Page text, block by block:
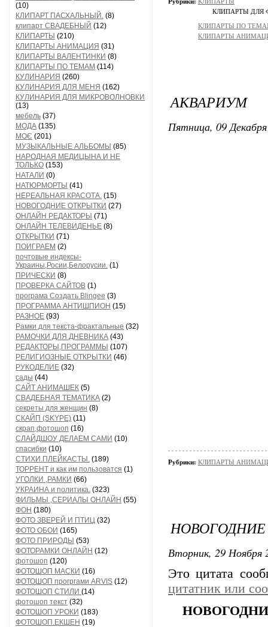
(10)
КЛИПАРТ ПАСХАЛЬНЫЙ. (8)
клипарт СВАДЕБНЫЙ (12)
КЛИПАРТЫ (210)
КЛИПАРТЫ АНИМАЦИЯ (31)
КЛИПАРТЫ ВАЛЕНТИНКИ (8)
КЛИПАРТЫ ПО ТЕМАМ (114)
КУЛИНАРИЯ (260)
КУЛИНАРИЯ ДЛЯ МЕНЯ (162)
КУЛИНАРИЯ ДЛЯ МИКРОВОЛНОВКИ
(13)
мебель (37)
МОДА (135)
МОЄ (201)
МУЗЫКАЛЬНЫЕ АЛЬБОМЫ (85)
НАРОДНАЯ МЕДИЦЫНА И НЕ
ТОЛЬКО (153)
НАТАЛИ (0)
НАТЮРМОРТЫ (41)
НЕРЕАЛЬНАЯ КРАСОТА. (15)
НОВОГОДНИЕ ОТКРЫТКИ (27)
ОНЛАЙН РЕДАКТОРЫ (71)
ОНЛАЙН ТЕЛЕВИДЕНЬЕ (8)
ОТКРЫТКИ (71)
ПОИГРАЕМ (2)
почтовые индексы-
Украины,Росии,Белорусии. (1)
ПРИЧЕСКИ (8)
ПРОВЕРКА САЙТОВ (1)
програма Создать Blingee (3)
ПРОГРАММА АНТИШПИОН (15)
РАЗНОЕ (93)
Рамки для текста-фрактальные (32)
РАМОЧКИ ДЛЯ ДНЕВНИКА (43)
РЕДАКТОРЫ,ПРОГРАММЫ (107)
РЕЛИГИОЗНЫЕ ОТКРЫТКИ (46)
РУКОДЕЛИЕ (32)
сады (44)
САЙТ АНИМАШЕК (5)
СВАДЕБНАЯ ТЕМАТИКА (2)
секреты для женщин (8)
СКАЙП (SKYPE) (11)
скрап,фотошоп (16)
СЛАЙДШОУ ДЕЛАЕМ САМИ (10)
спасибки (10)
СТИХИ.ПЛЕЙКАСТЫ. (189)
ТОРРЕНТ и как им пользоватся (1)
УГОЛКИ ,РАМКИ (66)
УКРАИНА и политика. (323)
ФИЛЬМЫ ,СЕРИАЛЫ ОНЛАЙН (55)
ФОН (180)
ФОТО ЗВЕРЕЙ И ПТИЦ (32)
ФОТО ОБОИ (165)
ФОТО ПРИРОДЫ (53)
ФОТОРАМКИ ОНЛАЙН (12)
фотошоп (120)
ФОТОШОП МАСКИ (16)
ФОТОШОП прогргами ARVIS (12)
ФОТОШОП СТИЛИ (14)
фотошоп текст (32)
ФОТОШОП УРОКИ (183)
ФОТОШОП.ЕКШЕН (19)
КЛИПАРТЫ ДЛЯ
КЛИПАРТЫ ПО
КЛИПАРТЫ
АКВАРИУМ
Пятница, 09
Рубрики: КЛИПАРТЫ
НОВОГОДНИЕ
Вторник, 29 Ноября
Это цитата
цитатник или